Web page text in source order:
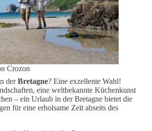
Crozon
derBretagne? Eine exzellente Wahl!
eine weltbekannte Küchenkunst
– ein Urlaub in der Bretagne bietet die
für eine erholsame Zeit abseits des